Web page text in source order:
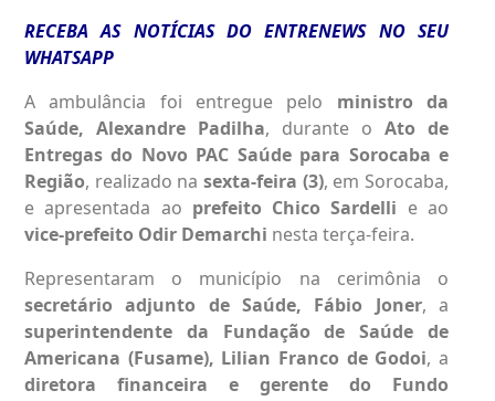
RECEBA AS NOTÍCIAS DO ENTRENEWS NO SEU
WHATSAPP
A ambulância foi entregue pelo ministro da
Saúde, Alexandre Padilha, durante o Ato de
Entregas do Novo PAC Saúde para Sorocaba e
Região, realizado na sexta-feira (3), em Sorocaba,
e apresentada ao prefeito Chico Sardelli e ao
vice-prefeito Odir Demarchi nesta terça-feira.
Representaram o município na cerimônia o
secretário adjunto de Saúde, Fábio Joner, a
superintendente da Fundação de Saúde de
Americana (Fusame), Lilian Franco de Godoi, a
diretora financeira e gerente do Fundo